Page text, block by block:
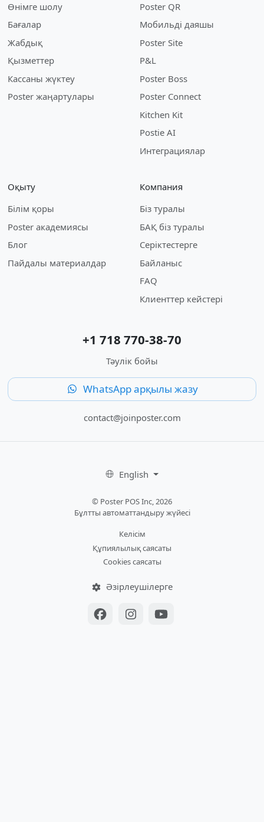
Өнімге шолу
Бағалар
Жабдық
Қызметтер
Кассаны жүктеу
Poster жаңартулары
Poster QR
Мобильді даяшы
Poster Site
P&L
Poster Boss
Poster Connect
Kitchen Kit
Postie AI
Интеграциялар
Оқыту
Білім қоры
Poster академиясы
Блог
Пайдалы материалдар
Компания
Біз туралы
БАҚ біз туралы
Серіктестерге
Байланыс
FAQ
Клиенттер кейстері
+1 718 770-38-70
Тәулік бойы
WhatsApp арқылы жазу
contact@joinposter.com
English
© Poster POS Inc, 2026
Бұлтты автоматтандыру жүйесі
Келісім
Құпиялылық саясаты
Cookies саясаты
Әзірлеушілерге